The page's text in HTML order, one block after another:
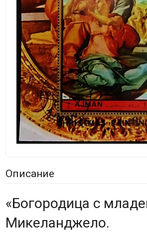
Описание
«Богородица с
Микеланджело.